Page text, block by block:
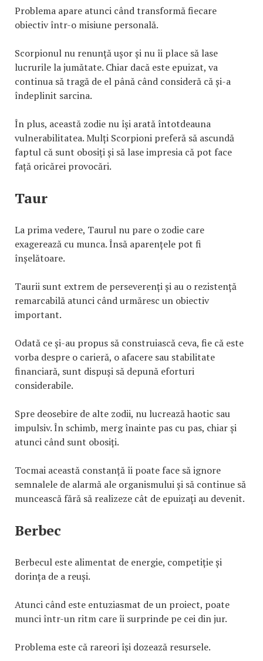
Problema apare atunci când transformă fiecare
obiectiv într-o misiune personală.
Scorpionul nu renunță ușor și nu îi place să lase
lucrurile la jumătate. Chiar dacă este epuizat, va
continua să tragă de el până când consideră că și-a
îndeplinit sarcina.
În plus, această zodie nu își arată întotdeauna
vulnerabilitatea. Mulți Scorpioni preferă să ascundă
faptul că sunt obosiți și să lase impresia că pot face
față oricărei provocări.
Taur
La prima vedere, Taurul nu pare o zodie care
exagerează cu munca. Însă aparențele pot fi
înșelătoare.
Taurii sunt extrem de perseverenți și au o rezistență
remarcabilă atunci când urmăresc un obiectiv
important.
Odată ce și-au propus să construiască ceva, fie că este
vorba despre o carieră, o afacere sau stabilitate
financiară, sunt dispuși să depună eforturi
considerabile.
Spre deosebire de alte zodii, nu lucrează haotic sau
impulsiv. În schimb, merg înainte pas cu pas, chiar și
atunci când sunt obosiți.
Tocmai această constanță îi poate face să ignore
semnalele de alarmă ale organismului și să continue să
muncească fără să realizeze cât de epuizați au devenit.
Berbec
Berbecul este alimentat de energie, competiție și
dorința de a reuși.
Atunci când este entuziasmat de un proiect, poate
munci într-un ritm care îi surprinde pe cei din jur.
Problema este că rareori își dozează resursele.